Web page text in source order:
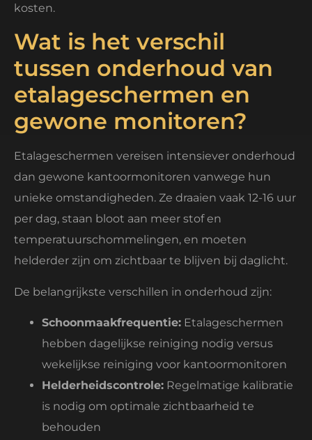
kosten.
Wat is het verschil
tussen onderhoud van
etalageschermen en
gewone monitoren?
Etalageschermen vereisen intensiever onderhoud
dan gewone kantoormonitoren vanwege hun
unieke omstandigheden. Ze draaien vaak 12-16 uur
per dag, staan bloot aan meer stof en
temperatuurschommelingen, en moeten
helderder zijn om zichtbaar te blijven bij daglicht.
De belangrijkste verschillen in onderhoud zijn:
Schoonmaakfrequentie: Etalageschermen
hebben dagelijkse reiniging nodig versus
wekelijkse reiniging voor kantoormonitoren
Helderheidscontrole: Regelmatige kalibratie
is nodig om optimale zichtbaarheid te
behouden